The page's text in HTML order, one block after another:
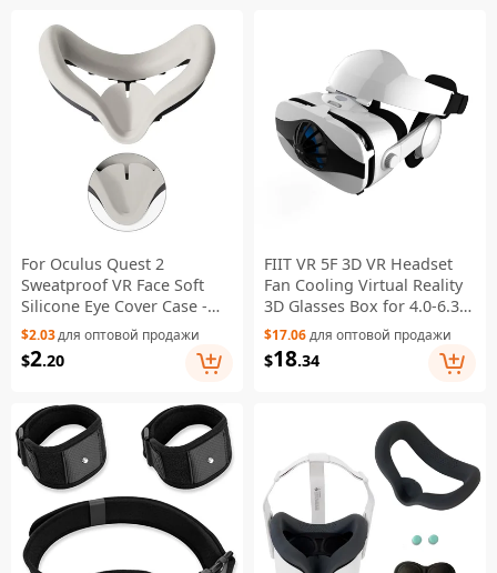
For Oculus Quest 2
Sweatproof VR Face Soft
Silicone Eye Cover Case -
White
$2.03для оптовой продажи
$2.20
FIIT VR 5F 3D VR Headset
Fan Cooling Virtual Reality
3D Glasses Box for 4.0-6.3
inch Smartphone
$17.06для оптовой продажи
$18.34